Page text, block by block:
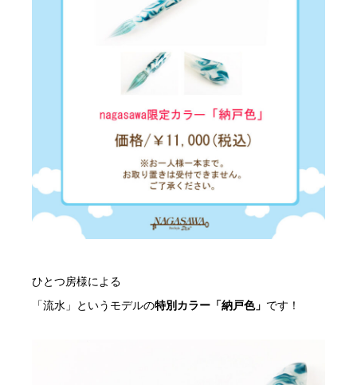
ひとつ房様による
「流水」というモデルの特別カラー「納戸色」 です！